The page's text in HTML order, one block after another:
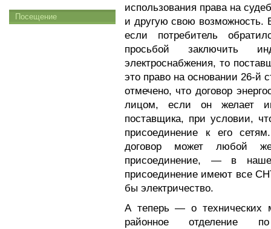
использования права на
и другую свою возможность.
если потребитель
просьбой заключить
электроснабжения, то
это право на основании 26-й
отмечено, что договор
лицом, если он желает
поставщика, при условии,
присоединение к его
договор может любой
присоединение, — в
присоединение имеют все
бы электричество.
А теперь — о технических
районное отделение
Посещение